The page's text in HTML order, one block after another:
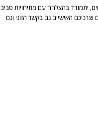
יתמודד בהצלחה עם מתיחויות סביב
האישיים גם בקשר הזוגי וגם